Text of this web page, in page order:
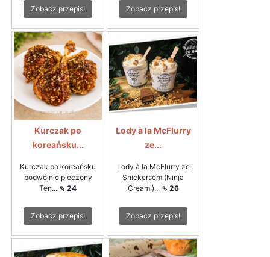
Zobacz przepis! Zobacz przepis!
Kurczak po
koreańsku...
Kurczak po koreańsku
podwójnie pieczony
Ten... ⇖ 24
Zobacz przepis!
Lody à la McFlurry
ze...
Lody à la McFlurry ze
Snickersem (Ninja
Creami)... ⇖ 26
Zobacz przepis!